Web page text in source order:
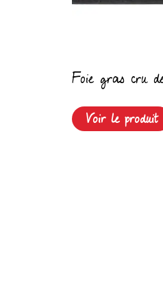
Foie gras cru
Voir le produit